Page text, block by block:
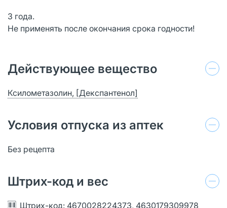
3 года.
Не применять после окончания срока годности!
Действующее вещество
Ксилометазолин, [Декспантенол]
Условия отпуска из аптек
Без рецепта
Штрих-код и вес
Штрих-код: 4670028224373, 4630179309978